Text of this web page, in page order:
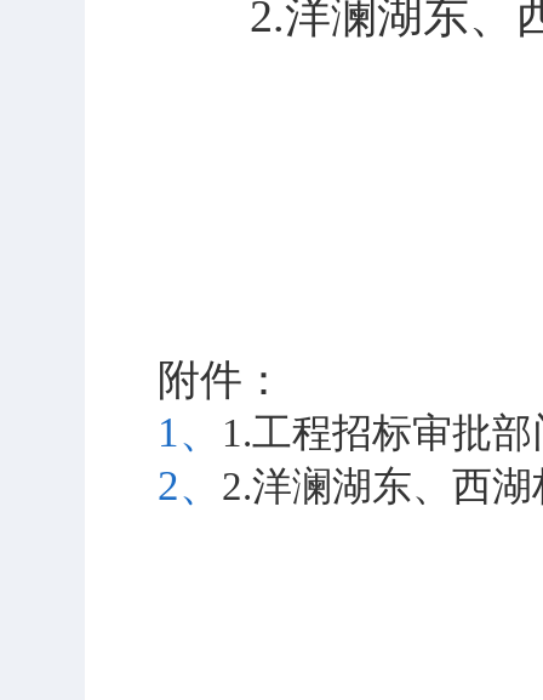
2.洋澜湖东、
附件：
1、
1.工程招标审批
2、 2.洋澜湖东、西